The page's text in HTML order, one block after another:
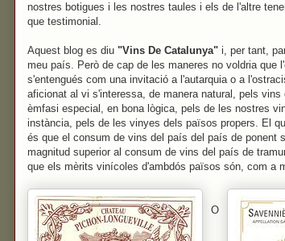
nostres botigues i les nostres taules i els de l'altre
que testimonial.
Aquest blog es diu "Vins De Catalunya" i, per tant,
meu país. Però de cap de les maneres no voldria que
s'entengués com una invitació a l'autarquia o a
aficionat al vi s'interessa, de manera natural, pels vins
èmfasi especial, en bona lògica, pels de les nostres
instància, pels de les vinyes dels països propers. El
és que el consum de vins del país del país de ponent
magnitud superior al consum de vins del país de
que els mèrits vinícoles d'ambdós països són, com a
O